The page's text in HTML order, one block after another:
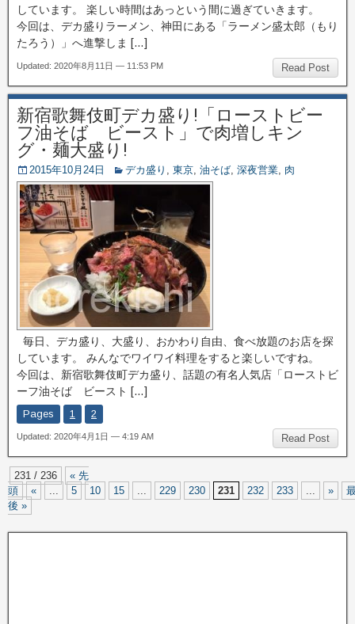
しています。 楽しい時間はあっという間に過ぎていきます。
今回は、デカ盛りラーメン、神田にある「ラーメン盛太郎（もり
たろう）」へ進撃しま […]
Read Post
Updated: 2020年8月11日 — 11:53 PM
新宿歌舞伎町デカ盛り!「ローストビー
フ油そば ビースト」で肉増しキン
グ・麺大盛り!
2015年10月24日 デカ盛り , 東京, 油そば, 深夜営業, 肉
毎日、デカ盛り、大盛り、おかわり自由、食べ放題のお店を探
しています。 みんなでワイワイ料理をすると楽しいですね。
今回は、新宿歌舞伎町デカ盛り、話題の有名人気店「ローストビ
ーフ油そば ビースト […]
Pages 1 2
Read Post
Updated: 2020年4月1日 — 4:19 AM
231 / 236
« 先
頭
« ... 5 10 15 ... 229 230 231 232 233 ... »
後 »